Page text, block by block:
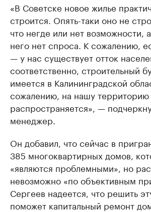
«В Советске новое жилье
строится. Опять-таки оно не
что негде или нет возможности,
него нет спроса. К сожалению,
— у нас существует отток
соответственно, строительный
имеется в Калининградской
сожалению, на нашу территорию
распространяется», —
менеджер.
Он добавил, что сейчас в
385 многоквартирных домов,
«являются проблемными», но
невозможно «по объективным
Сергеев надеется, что решить
поможет капитальный ремонт